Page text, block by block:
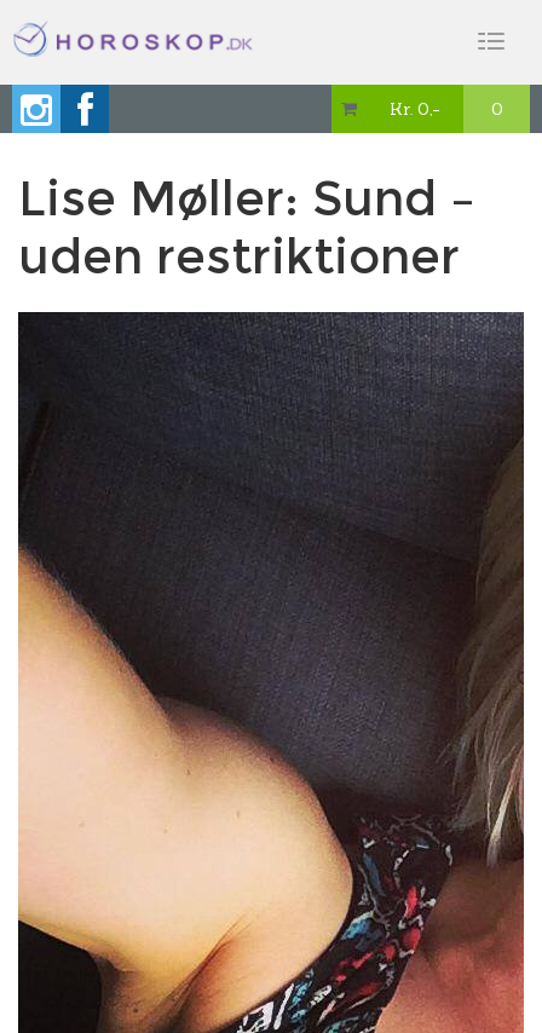
 Kr. 0,- 0
Lise Møller: Sund –
uden restriktioner